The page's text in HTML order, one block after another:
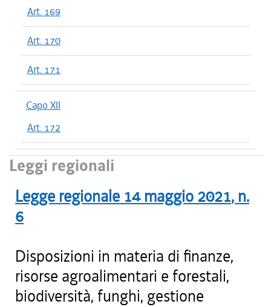
Art. 169
Art. 170
Art. 171
Capo XII
Art. 172
Leggi regionali
Legge regionale 14 maggio 2021, n.
6
Disposizioni in materia di finanze,
risorse agroalimentari e forestali,
biodiversità, funghi, gestione